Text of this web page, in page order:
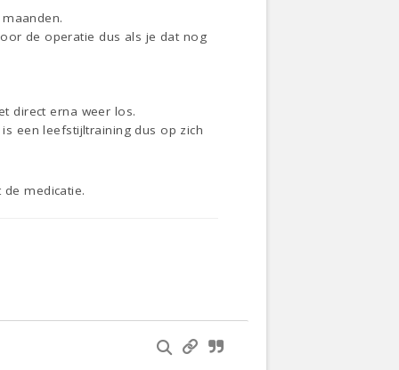
de operatie dus als je dat nog
direct erna weer los.
een leefstijltraining dus op zich
medicatie.